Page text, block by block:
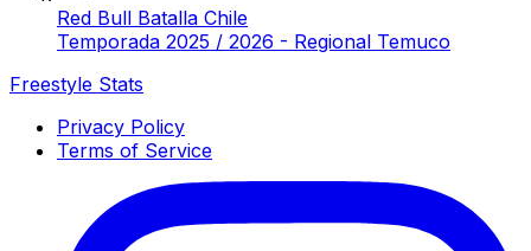
Red Bull Batalla Chile
Temporada 2025 / 2026 - Regional Temuco
Freestyle Stats
Privacy Policy
Terms of Service